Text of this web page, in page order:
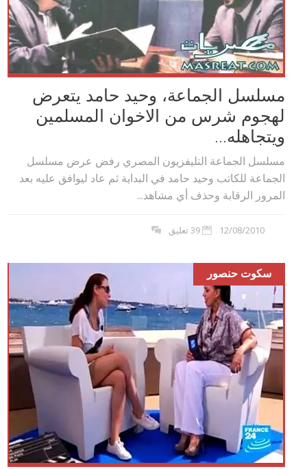
مسلسل الجماعة، وحيد حامد يتعرض
لهجوم شرس من الاخوان المسلمين
ويتجاهله...
مسلسل الجماعة التليفزيون المصري رفض عرض مسلسل
الجماعة للكاتب وحيد حامد في البداية ثم عاد ليوافق عليه بعد
المرور الرقابة وحذف أي مشاهد...
12/08/2010 39 تعليق
سكوت حنصور